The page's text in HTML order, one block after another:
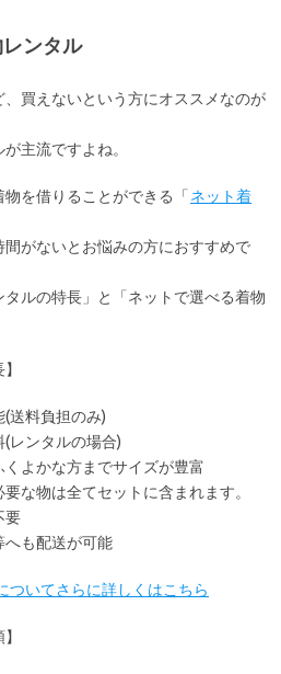
ンタル
買えないという方にオススメなのが
主流ですよね。
を借りることができる「 ネット着
がないとお悩みの方におすすめで
ルの特長」と「ネットで選べる着物
送料負担のみ)
(レンタルの場合)
くよかな方までサイズが豊富
要な物は全てセット に含まれます。
要
へも配送が可能
ついてさらに詳しくはこちら